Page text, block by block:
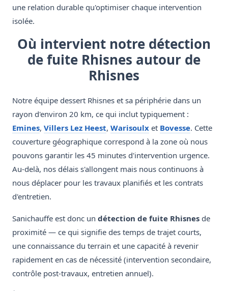
une relation durable qu'optimiser chaque intervention
isolée.
Où intervient notre détection
de fuite Rhisnes autour de
Rhisnes
Notre équipe dessert Rhisnes et sa périphérie dans un
rayon d'environ 20 km, ce qui inclut typiquement :
Emines, Villers Lez Heest, Warisoulx et Bovesse. Cette
couverture géographique correspond à la zone où nous
pouvons garantir les 45 minutes d'intervention urgence.
Au-delà, nos délais s'allongent mais nous continuons à
nous déplacer pour les travaux planifiés et les contrats
d'entretien.
Sanichauffe est donc un détection de fuite Rhisnes de
proximité — ce qui signifie des temps de trajet courts,
une connaissance du terrain et une capacité à revenir
rapidement en cas de nécessité (intervention secondaire,
contrôle post-travaux, entretien annuel).